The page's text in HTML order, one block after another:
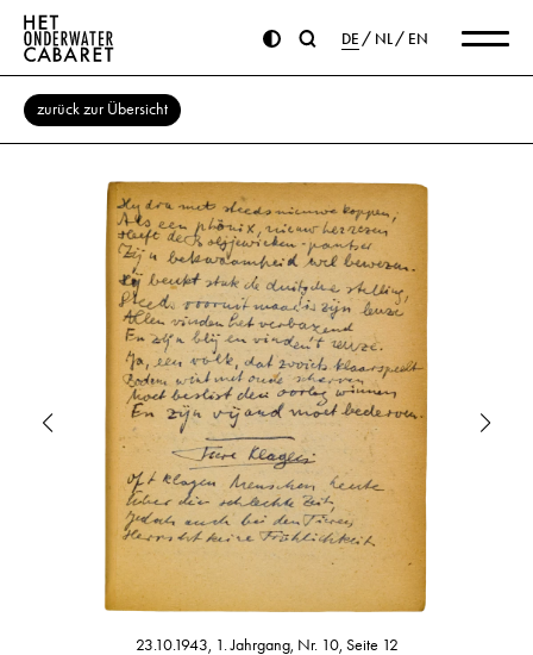
DE NL EN
zurück zur Übersicht
23.10.1943, 1. Jahrgang, Nr. 10, Seite 12